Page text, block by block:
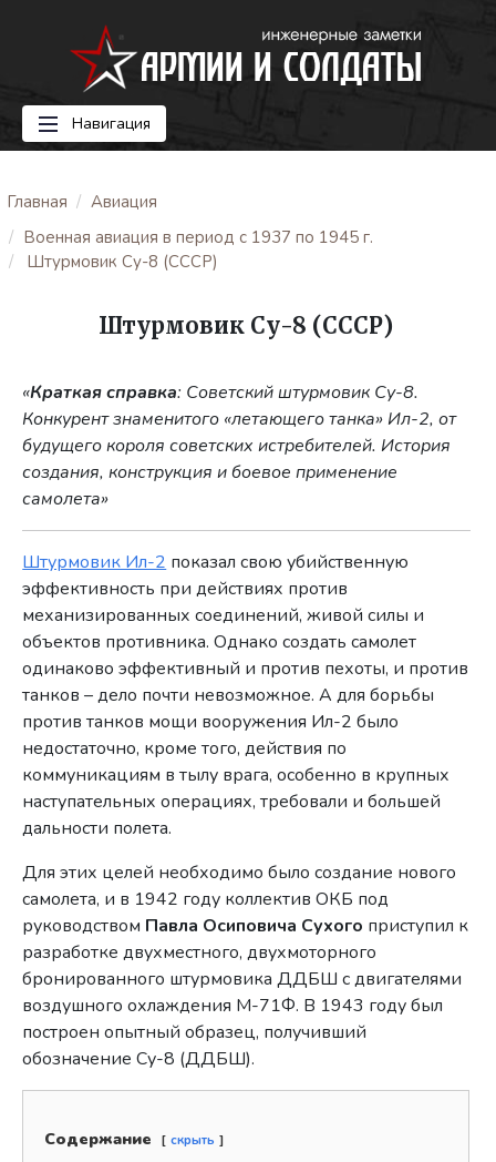
Навигация
Главная
Авиация
Военная авиация в период с 1937 по 1945 г.
Штурмовик Су-8 (СССР)
Штурмовик Су-8 (СССР)
«Краткая справка: Советский штурмовик Су-8.
Конкурент знаменитого «летающего танка» Ил-2, от
будущего короля советских истребителей. История
создания, конструкция и боевое применение
самолета»
Штурмовик Ил-2показал свою убийственную
эффективность при действиях против
механизированных соединений, живой силы и
объектов противника. Однако создать самолет
одинаково эффективный и против пехоты, и против
танков – дело почти невозможное. А для борьбы
против танков мощи вооружения Ил-2 было
недостаточно, кроме того, действия по
коммуникациям в тылу врага, особенно в крупных
наступательных операциях, требовали и большей
дальности полета.
Для этих целей необходимо было создание нового
самолета, и в 1942 году коллектив ОКБ под
руководством Павла Осиповича Сухого приступил к
разработке двухместного, двухмоторного
бронированного штурмовика ДДБШ с двигателями
воздушного охлаждения М-71Ф. В 1943 году был
построен опытный образец, получивший
обозначение Су-8 (ДДБШ).
Содержание скрыть